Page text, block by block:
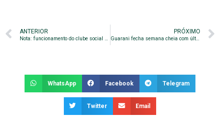
ANTERIOR
Nota: funcionamento do clube social no Carnaval
PRÓXIMO
Guarani fecha semana cheia com último treino para enfrentar o Santo André
WhatsApp Facebook Telegram
Twitter Email